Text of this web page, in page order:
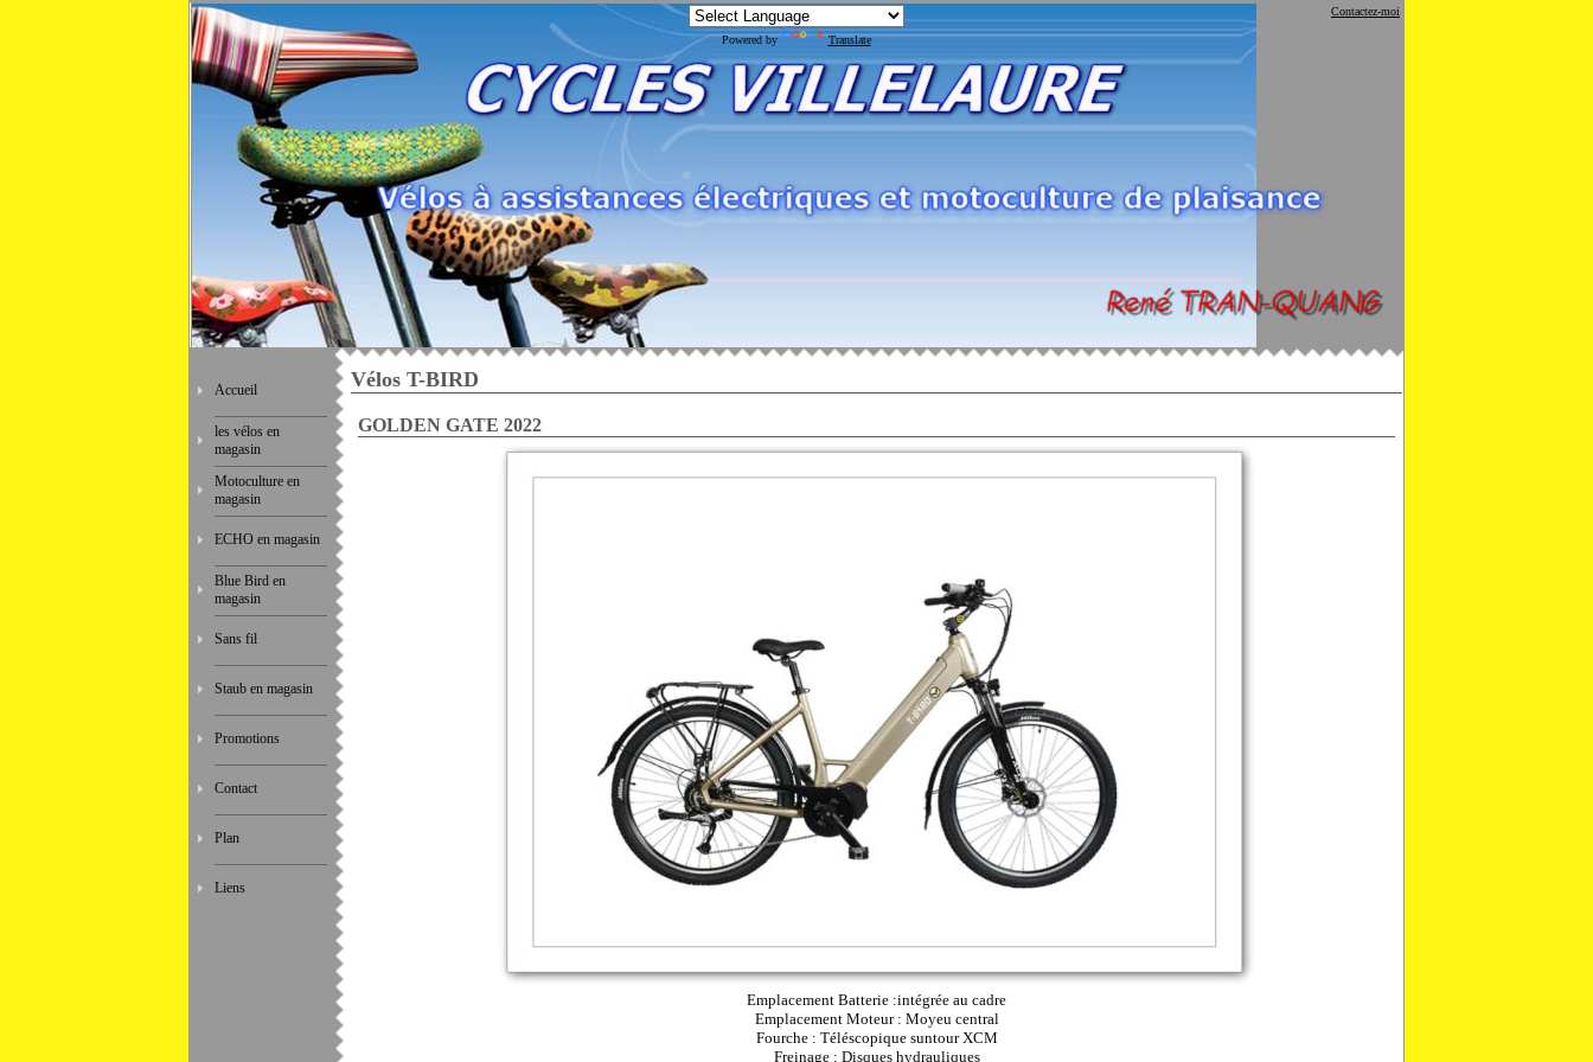
Powered by Translate
Contactez-moi
Accueil
les vélos en
magasin
Motoculture en
magasin
ECHO en magasin
Blue Bird en
magasin
Sans fil
Staub en magasin
Promotions
Contact
Plan
Liens
Vélos T-BIRD
GOLDEN GATE 2022
Emplacement Batterie :intégrée au cadre
Emplacement Moteur : Moyeu central
Fourche : Téléscopique suntour XCM
Freinage : Disques hydrauliques